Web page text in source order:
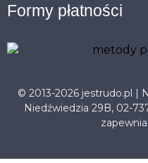
Formy płatności
© 2013-2026 jestrudo.pl |
Niedźwiedzia 29B, 02-
zapewnia